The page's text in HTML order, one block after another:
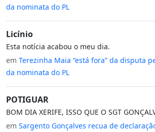
da nominata do PL
Licínio
Esta notícia acabou o meu dia.
em Terezinha Maia “está fora” da disputa
da nominata do PL
POTIGUAR
BOM DIA XERIFE, ISSO QUE O SGT
em Sargento Gonçalves recua de